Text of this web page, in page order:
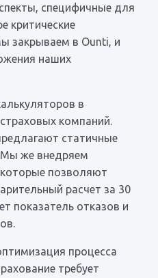
специфичные для
критические
закрываем в Ounti, и
наших
в
компаний.
статичные
же внедряем
позволяют
расчет за 30
показатель отказов и
процесса
требует